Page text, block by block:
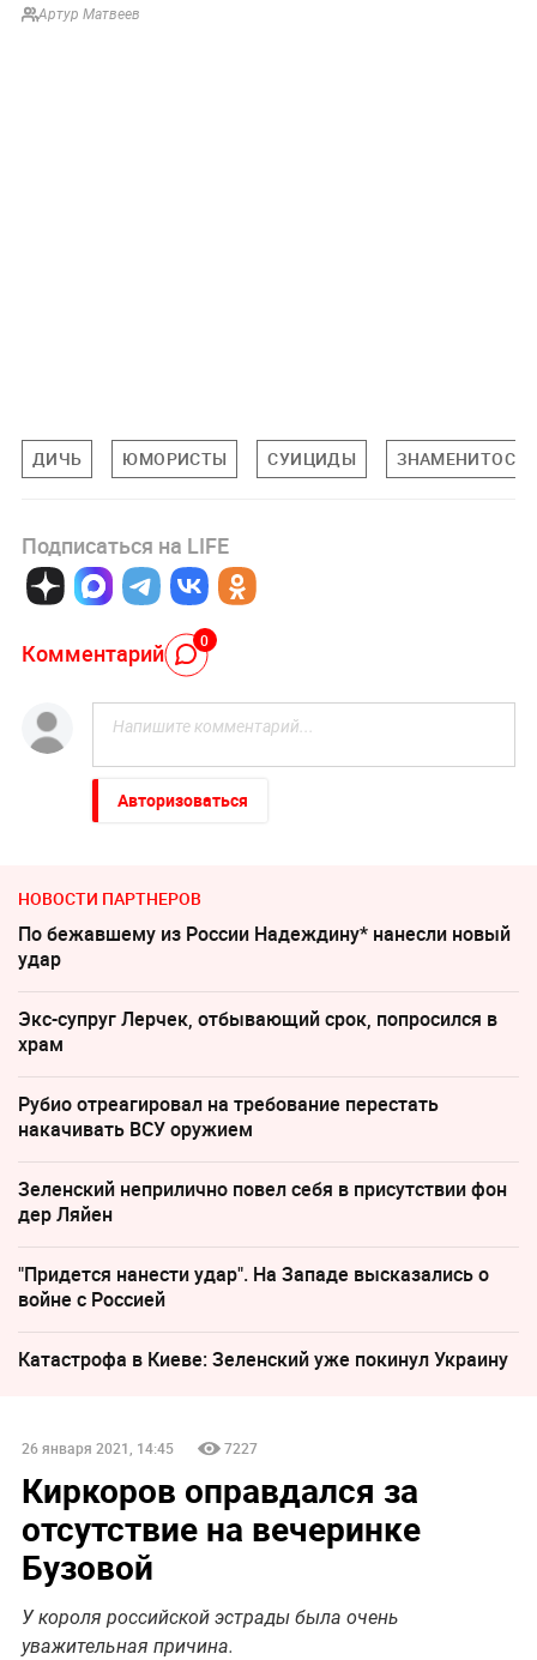
Артур Матвеев
ДИЧЬ ЮМОРИСТЫ СУИЦИДЫ
Подписаться на LIFE
Комментарий 0
Авторизоваться
НОВОСТИ ПАРТНЕРОВ
По бежавшему из России Надеждину* нанесли новый
удар
Экс-супруг Лерчек, отбывающий срок, попросился в
храм
Рубио отреагировал на требование перестать
накачивать ВСУ оружием
Зеленский неприлично повел cебя в присутствии фон
дер Ляйен
"Придется нанести удар". На Западе высказались о
войне с Россией
Катастрофа в Киеве: Зеленский уже покинул Украину
26 января 2021, 14:45 7227
Киркоров оправдался за
отсутствие на вечеринке
Бузовой
У короля российской эстрады была очень
уважительная причина.